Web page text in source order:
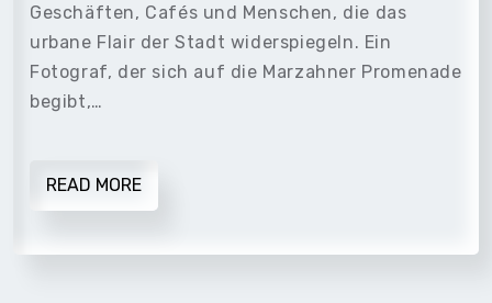
Geschäften, Cafés und Menschen, die das
urbane Flair der Stadt widerspiegeln. Ein
Fotograf, der sich auf die Marzahner Promenade
begibt,…
READ MORE